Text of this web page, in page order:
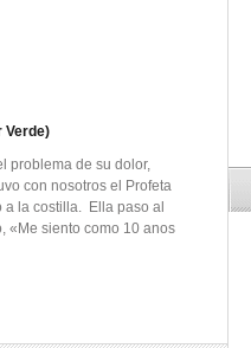
Verde)
problema de su dolor,
con nosotros el Profeta
a la costilla. Ella paso al
«Me siento como 10 anos